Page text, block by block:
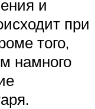
и
при
того,
намного